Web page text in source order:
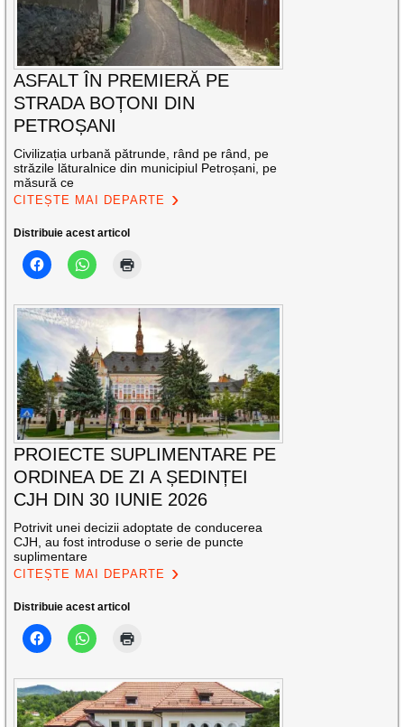
ASFALT ÎN PREMIERĂ PE
STRADA BOȚONI DIN
PETROȘANI
Civilizația urbană pătrunde, rând pe rând, pe
străzile lăturalnice din municipiul Petroșani, pe
măsură ce
CITEȘTE MAI DEPARTE
Distribuie acest articol
PROIECTE SUPLIMENTARE PE
ORDINEA DE ZI A ȘEDINȚEI
CJH DIN 30 IUNIE 2026
Potrivit unei decizii adoptate de conducerea
CJH, au fost introduse o serie de puncte
suplimentare
CITEȘTE MAI DEPARTE
Distribuie acest articol